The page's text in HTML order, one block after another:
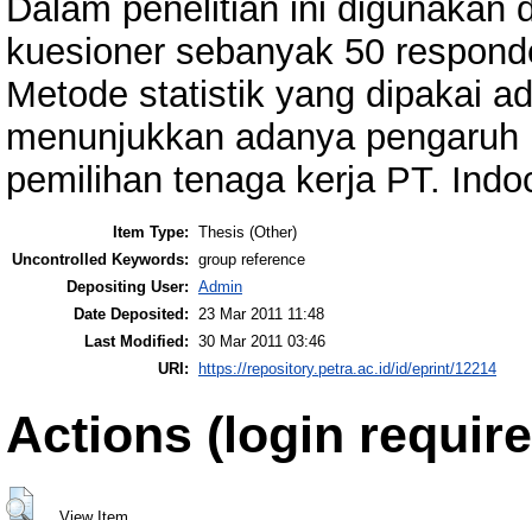
Dalam penelitian ini digunakan
kuesioner sebanyak 50
Metode statistik yang dipakai
menunjukkan adanya
pemilihan tenaga kerja PT.
Item Type: Thesis (Other)
Uncontrolled Keywords: group reference
Depositing User: Admin
Date Deposited:
23 Mar 2011 11:48
Last Modified: 30 Mar 2011 03:46
URI: https://repository.petra.ac.id/id/eprint/12214
Actions (login